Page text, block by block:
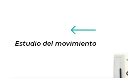
Estudio del movimiento